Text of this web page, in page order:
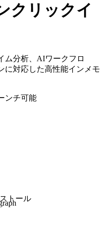
クリックイ
ム分析、AIワークフロ
に対応した高性能インメモ
ンチ可能